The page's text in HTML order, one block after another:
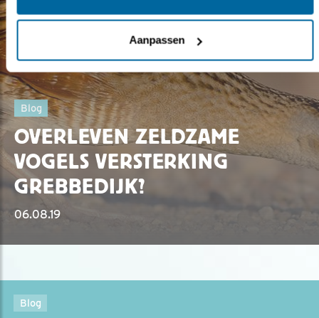
Aanpassen
Blog
OVERLEVEN ZELDZAME
VOGELS VERSTERKING
GREBBEDIJK?
06.08.19
Blog